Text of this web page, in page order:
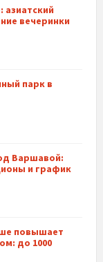
вечеринки
парк в
Варшавой:
и график
повышает
до 1000